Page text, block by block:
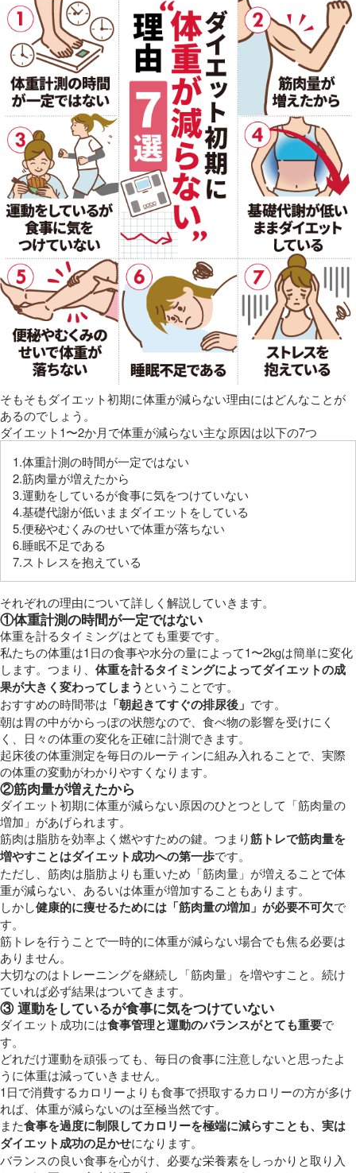
そもそもダイエット初期に体重が減らない理由にはどんなことが
あるのでしょう。
ダイエット1〜2か月で体重が減らない主な原因は以下の7つ
1.体重計測の時間が一定ではない
2.筋肉量が増えたから
3.運動をしているが食事に気をつけていない
4.基礎代謝が低いままダイエットをしている
5.便秘やむくみのせいで体重が落ちない
6.睡眠不足である
7.ストレスを抱えている
それぞれの理由について詳しく解説していきます。
①体重計測の時間が一定ではない
体重を計るタイミングはとても重要です。
私たちの体重は1日の食事や水分の量によって1〜2kgは簡単に変化
します。つまり、 体重を計るタイミングによってダイエットの成
果が大きく変わってしまう ということです。
おすすめの時間帯は 「朝起きてすぐの排尿後」 です。
朝は胃の中がからっぽの状態なので、食べ物の影響を受けにく
く、日々の体重の変化を正確に計測できます。
起床後の体重測定を毎日のルーティンに組み入れることで、実際
の体重の変動がわかりやすくなります。
②筋肉量が増えたから
ダイエット初期に体重が減らない原因のひとつとして「筋肉量の
増加」があげられます。
筋肉は脂肪を効率よく燃やすための鍵。つまり筋トレで筋肉量を
増やすことはダイエット成功への第一歩です。
ただし、筋肉は脂肪よりも重いため「筋肉量」が増えることで体
重が減らない、あるいは体重が増加することもあります。
しかし健康的に痩せるためには「筋肉量の増加」が必要不可欠で
す。
筋トレを行うことで一時的に体重が減らない場合でも焦る必要は
ありません。
大切なのはトレーニングを継続し「筋肉量」を増やすこと。続け
ていれば必ず結果はついてきます。
③ 運動をしているが食事に気をつけていない
ダイエット成功には食事管理と運動のバランスがとても重要で
す。
どれだけ運動を頑張っても、毎日の食事に注意しないと思ったよ
うに体重は減っていきません。
1日で消費するカロリーよりも食事で摂取するカロリーの方が多け
れば、体重が減らないのは至極当然です。
また食事を過度に制限してカロリーを極端に減らすことも、実は
ダイエット成功の足かせになります。
バランスの良い食事を心がけ、必要な栄養素をしっかりと取り入